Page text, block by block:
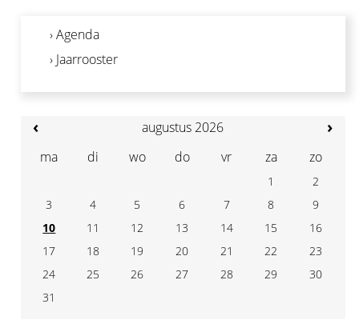
› Agenda
› Jaarrooster
‹ ›
augustus 2026
ma
di wo do vr za zo
1
2
3
4 5 6 7 8
9
10
11 12 13 14 15
16
17
18 19 20 21 22
23
24
25 26 27 28 29
30
31